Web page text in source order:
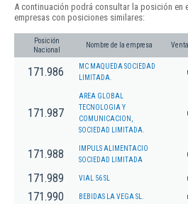
A continuación podrá consultar la posición en
empresas con posiciones similares:
Posición
Nacional
Nombre de la empresa
171.986
MC MAQUEDA SOCIEDAD
LIMITADA.
171.987
AREA GLOBAL
TECNOLOGIA Y
COMUNICACION,
SOCIEDAD LIMITADA.
171.988
IMPULS ALIMENTACIO
SOCIEDAD LIMITADA
171.989 VIAL 56 SL
171.990 BEBIDAS LA VEGA SL.